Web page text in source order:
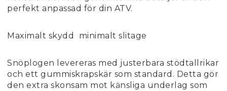
perfekt anpassad för din ATV.
Maximalt skydd  minimalt slitage
Snöplogen levereras med justerbara stödtallrikar
och ett gummiskrapskär som standard. Detta gör
den extra skonsam mot känsliga underlag som